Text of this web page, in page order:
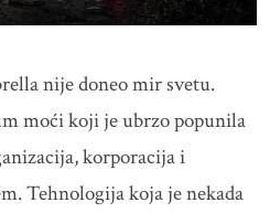
nije doneo mir svetu.
moći koji je ubrzo popunila
korporacija i
Tehnologija koja je nekada